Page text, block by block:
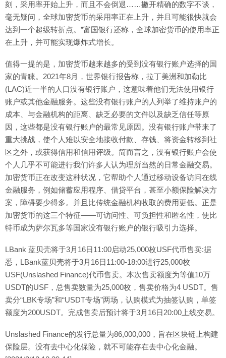
刻，采用率开始上升，而且不会倒退……撇开精确的数字不谈，
毫无疑问，全球加密货币的采用率正在上升，并且可能很快就会
达到一个超级转折点。”富国银行还称，全球加密货币的使用率正
在上升，并可能实现爆炸式增长。
值得一提的是，加密货币越来越多的受到没有银行账户选择的国
家的青睐。2021年8月，世界银行报告称，拉丁美洲和加勒比
(LAC)近一半的人口没有银行账户，这意味着他们无法使用银行
账户或其他金融服务。这些没有银行账户的人列举了维持账户的
成本、与金融机构的距离、缺乏必要的文件以及缺乏信任等原
因，这些都是没有银行账户的最常见原因。没有银行账户带来了
重大挑战，使个人难以安全地接收付款、存钱、将资金转移到社
区之外，或获得信用和信用评级。简而言之，没有银行账户会使
个人几乎不可能进行我们许多人认为理所当然的日常金融交易。
加密货币正在改变这种状况，它帮助个人通过移动设备访问在线
金融服务，例如储蓄应用程序、借贷平台，甚至小额保险解决方
案，障碍要少得多。并且比传统金融机构收取的费用更低。正是
加密货币的这三个特征——可访问性、可负担性和匿名性，使比
特币成为萨尔瓦多等国家没有银行账户的银行吸引力选择。
LBank 蓝贝壳将于3月16日11:00启动25,000枚USF代币售卖:据
悉，LBank蓝贝壳将于3月16日11:00-18:00进行25,000枚
USF(Unslashed Finance)代币售卖。本次售卖额度为等值10万
USDT的USF，总售卖数量为25,000枚，售卖价格为4 USDT。售
卖分“LBK专场”和“USDT专场”两场，认购模式为抽签认购，单签
额度为200USDT。完成售卖后预计将于3月16日20:00上线交易。
Unslashed Finance的发行总量为86,000,000，旨在区块链上构建
保险层。没有去中心化保险，就不可能存在去中心化金融。